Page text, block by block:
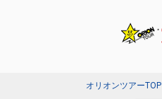
オリオンツアーTOP